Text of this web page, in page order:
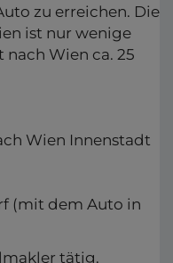
zu erreichen. Die
ist nur wenige
Wien ca. 25
Wien Innenstadt
(mit dem Auto in
tätig.